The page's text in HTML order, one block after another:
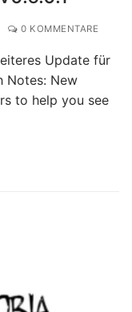
0 KOMMENTARE
Update für
Notes: New
to help you see